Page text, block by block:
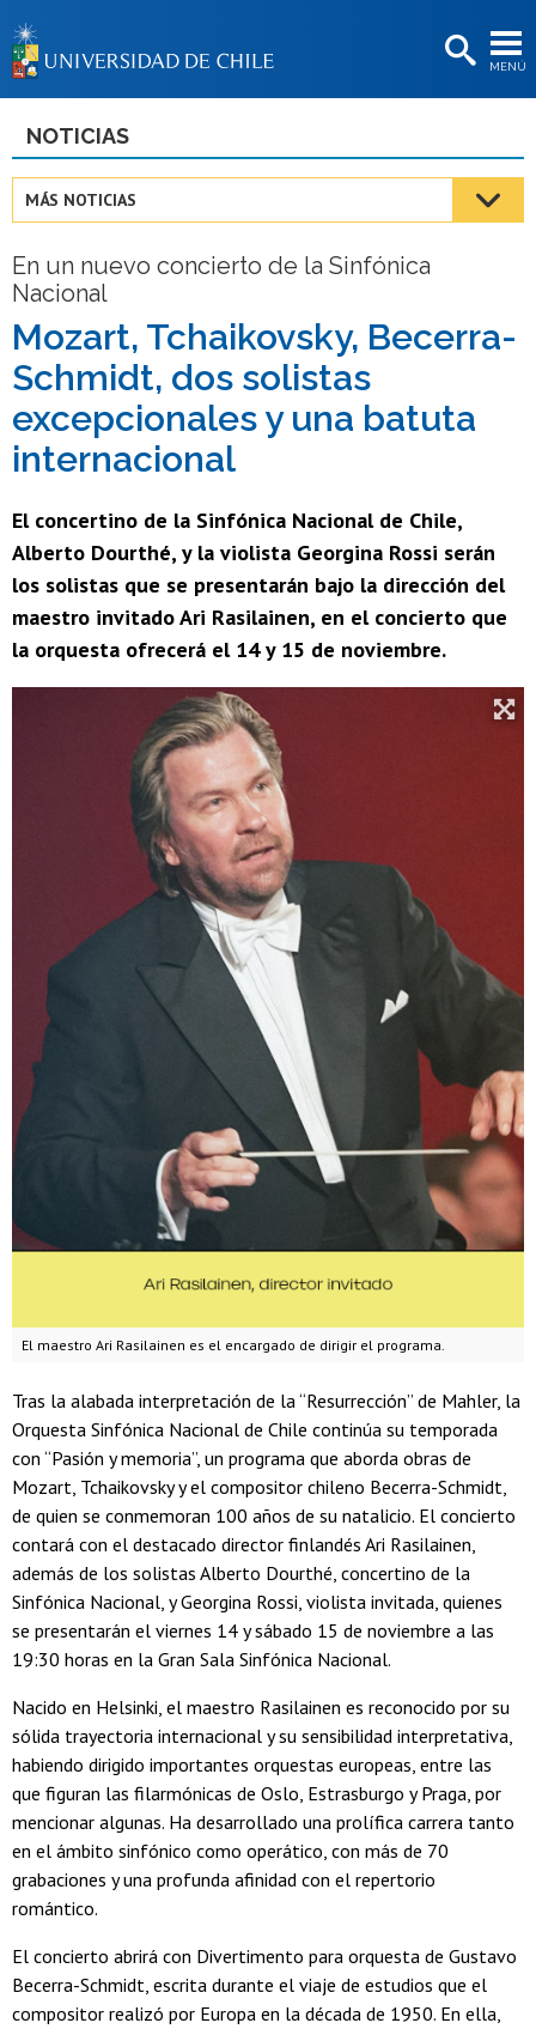
MENÚ
BIBLIOTECAS
Estudiantes
Académicas/os
Funcionarias/os
Egresadas/os
NOTICIAS
MÁS NOTICIAS
En un nuevo concierto de la Sinfónica
Nacional
Mozart, Tchaikovsky, Becerra-
Schmidt, dos solistas
excepcionales y una batuta
internacional
El concertino de la Sinfónica Nacional de Chile,
Alberto Dourthé, y la violista Georgina Rossi serán
los solistas que se presentarán bajo la dirección del
maestro invitado Ari Rasilainen, en el concierto que
la orquesta ofrecerá el 14 y 15 de noviembre.
El maestro Ari Rasilainen es el encargado de dirigir el programa.
Tras la alabada interpretación de la “Resurrección” de Mahler, la
Orquesta Sinfónica Nacional de Chile continúa su temporada
con “Pasión y memoria”, un programa que aborda obras de
Mozart, Tchaikovsky y el compositor chileno Becerra-Schmidt,
de quien se conmemoran 100 años de su natalicio. El concierto
contará con el destacado director finlandés Ari Rasilainen,
además de los solistas Alberto Dourthé, concertino de la
Sinfónica Nacional, y Georgina Rossi, violista invitada, quienes
se presentarán el viernes 14 y sábado 15 de noviembre a las
19:30 horas en la Gran Sala Sinfónica Nacional.
Nacido en Helsinki, el maestro Rasilainen es reconocido por su
sólida trayectoria internacional y su sensibilidad interpretativa,
habiendo dirigido importantes orquestas europeas, entre las
que figuran las filarmónicas de Oslo, Estrasburgo y Praga, por
mencionar algunas. Ha desarrollado una prolífica carrera tanto
en el ámbito sinfónico como operático, con más de 70
grabaciones y una profunda afinidad con el repertorio
romántico.
El concierto abrirá con Divertimento para orquesta de Gustavo
Becerra-Schmidt, escrita durante el viaje de estudios que el
compositor realizó por Europa en la década de 1950. En ella,